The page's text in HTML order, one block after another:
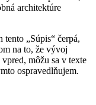
architektúre
„Súpis“ čerpá,
na to, že vývoj
môžu sa v texte
ospravedlňujem.